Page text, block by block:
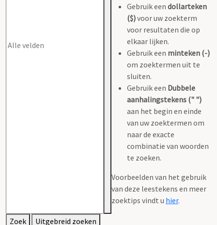
Gebruik een dollarteken
($)voor uw zoekterm
voor resultaten die op
elkaar lijken.
Gebruik een minteken (-)
om zoektermen uit te
sluiten.
Gebruik een Dubbele
aanhalingstekens (" ")
aan het begin en einde
van uw zoektermen om
naar de exacte
combinatie van woorden
te zoeken.
Voorbeelden van het gebruik
van deze leestekens en meer
zoektips vindt u hier.
Zoek Uitgebreid zoeken